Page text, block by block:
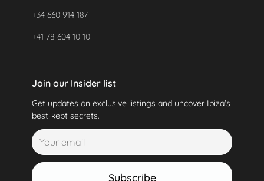
+34 660 914 187
+41 78 604 10 10
Join our Insider list
Get updates on exclusive listings and uncover Ibiza's
best-kept secrets.
Subscribe